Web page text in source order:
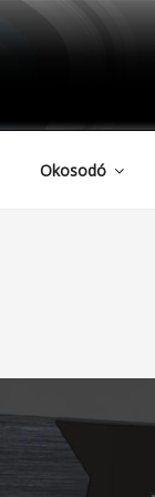
Okosodó